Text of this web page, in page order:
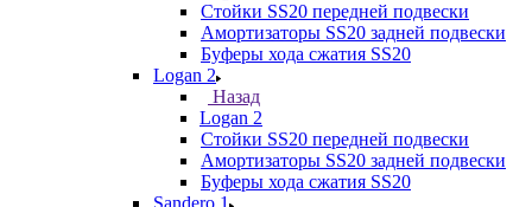
Стойки SS20 передней подвески
Амортизаторы SS20 задней подвески
Буферы хода сжатия SS20
Logan 2
Назад
Logan 2
Стойки SS20 передней подвески
Амортизаторы SS20 задней подвески
Буферы хода сжатия SS20
Sandero 1